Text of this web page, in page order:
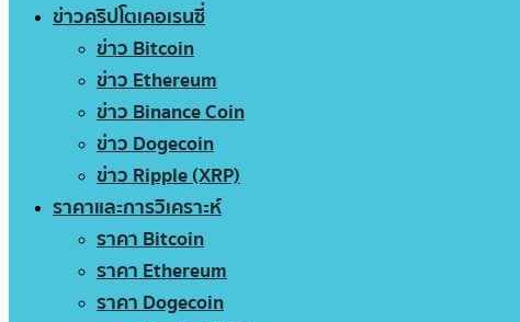
ข่าวคริปโตเคอเรนซี่
ข่าว Bitcoin
ข่าว Ethereum
ข่าว Binance Coin
ข่าว Dogecoin
ข่าว Ripple (XRP)
ราคาและการวิเคราะห์
ราคา Bitcoin
ราคา Ethereum
ราคา Dogecoin